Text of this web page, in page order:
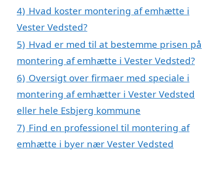
4) Hvad koster montering af emhætte i
Vester Vedsted?
5) Hvad er med til at bestemme prisen på
montering af emhætte i Vester Vedsted?
6) Oversigt over firmaer med speciale i
montering af emhætter i Vester Vedsted
eller hele Esbjerg kommune
7) Find en professionel til montering af
emhætte i byer nær Vester Vedsted